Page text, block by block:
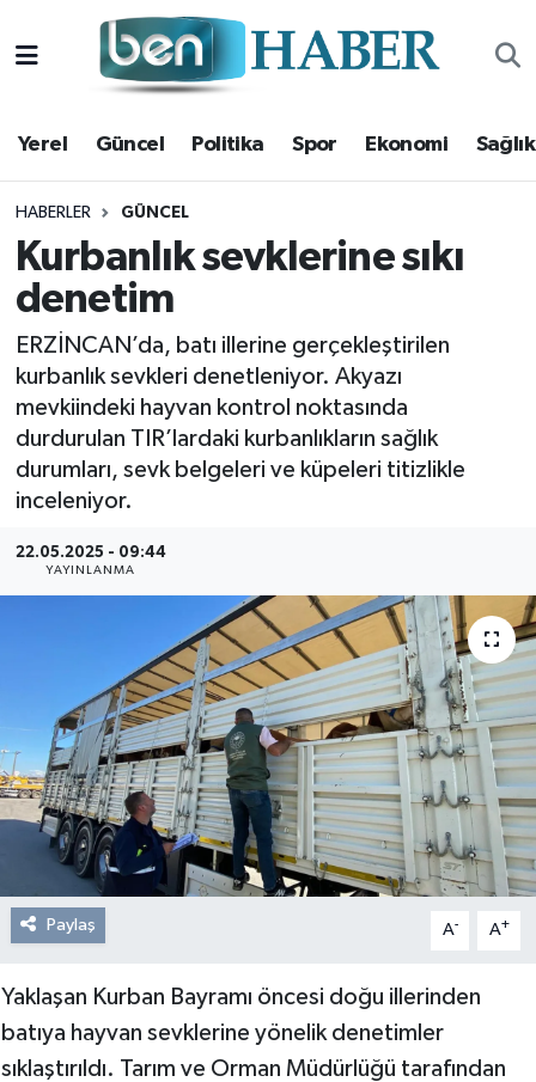
Yerel Güncel Politika Spor Ekonomi Sağlık
HABERLER GÜNCEL
Kurbanlık sevklerine sıkı
denetim
ERZİNCAN’da, batı illerine gerçekleştirilen
kurbanlık sevkleri denetleniyor. Akyazı
mevkiindeki hayvan kontrol noktasında
durdurulan TIR’lardaki kurbanlıkların sağlık
durumları, sevk belgeleri ve küpeleri titizlikle
inceleniyor.
22.05.2025 - 09:44
YAYINLANMA
Paylaş A- A+
Yaklaşan Kurban Bayramı öncesi doğu illerinden
batıya hayvan sevklerine yönelik denetimler
sıklaştırıldı. Tarım ve Orman Müdürlüğü tarafından
Yerel
Güncel
Politika
Spor
Ekonomi
Sağlık
Magazin
Kültür Sanat
Resmi Reklam
Röportajlar
Hava Durumu
Trafik Durumu
Süper Lig Puan Durumu ve Fikstür
Tüm Manşetler
Son Dakika Haberleri
Haber Arşivi